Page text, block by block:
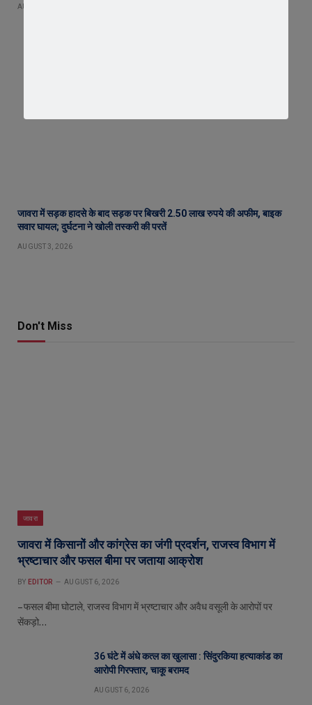
AUGUST 4, 2026
जावरा में सड़क हादसे के बाद सड़क पर बिखरी 2.50 लाख रुपये की अफीम, बाइक
सवार घायल; दुर्घटना ने खोली तस्करी की परतें
AUGUST 3, 2026
Don't Miss
जावरा
जावरा में किसानों और कांग्रेस का जंगी प्रदर्शन, राजस्व विभाग में
भ्रष्टाचार और फसल बीमा पर जताया आक्रोश
BY EDITOR AUGUST 6, 2026
– फसल बीमा घोटाले, राजस्व विभाग में भ्रष्टाचार और अवैध वसूली के आरोपों पर
सेंकड़ो…
36 घंटे में अंधे कत्ल का खुलासा : सिंदुरकिया हत्याकांड का
आरोपी गिरफ्तार, चाकू बरामद
AUGUST 6, 2026